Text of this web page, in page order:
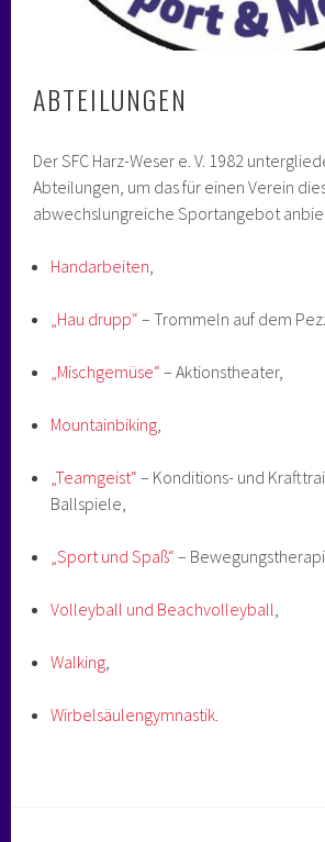
ABTEILUNGEN
Der SFC Harz-Weser e. V. 1982
Abteilungen, um das für einen Verein
abwechslungreiche Sportangebot
Handarbeiten
„Hau drupp“ – Trommeln auf dem
„Mischgemüse“ – Aktionstheater,
Mountainbiking
„Teamgeist“ – Konditions- und
Ballspiele,
„Sport und Spaß“ –
Volleyball und Beachvolleyball
Walking
Wirbelsäulengymnastik